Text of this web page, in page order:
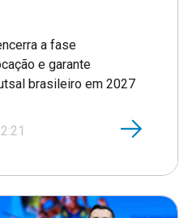
a fase
e garante
brasileiro em 2027